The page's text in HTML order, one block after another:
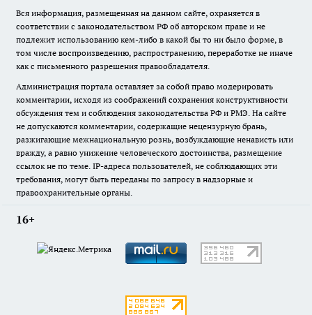
Вся информация, размещенная на данном сайте, охраняется в
соответствии с законодательством РФ об авторском праве и не
подлежит использованию кем-либо в какой бы то ни было форме, в
том числе воспроизведению, распространению, переработке не иначе
как с письменного разрешения правообладателя.
Администрация портала оставляет за собой право модерировать
комментарии, исходя из соображений сохранения конструктивности
обсуждения тем и соблюдения законодательства РФ и РМЭ. На сайте
не допускаются комментарии, содержащие нецензурную брань,
разжигающие межнациональную рознь, возбуждающие ненависть или
вражду, а равно унижение человеческого достоинства, размещение
ссылок не по теме. IP-адреса пользователей, не соблюдающих эти
требования, могут быть переданы по запросу в надзорные и
правоохранительные органы.
16+